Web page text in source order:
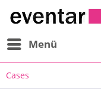
Menü
Cases